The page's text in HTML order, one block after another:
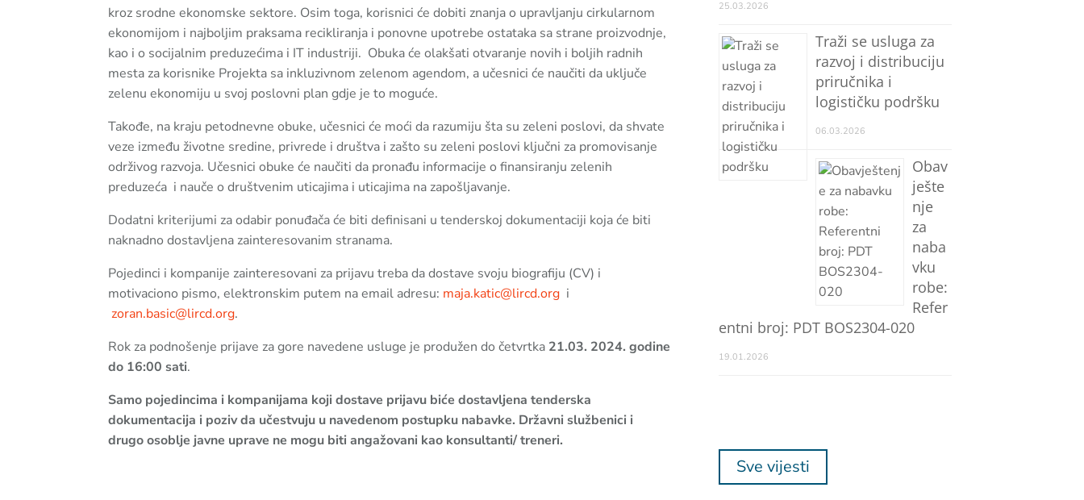
kroz srodne ekonomske sektore. Osim toga, korisnici će dobiti znanja o upravljanju cirkularnom
ekonomijom i najboljim praksama recikliranja i ponovne upotrebe ostataka sa strane proizvodnje,
kao i o socijalnim preduzećima i IT industriji. Obuka će olakšati otvaranje novih i boljih radnih
mesta za korisnike Projekta sa inkluzivnom zelenom agendom, a učesnici će naučiti da uključe
zelenu ekonomiju u svoj poslovni plan gdje je to moguće.
Takođe, na kraju petodnevne obuke, učesnici će moći da razumiju šta su zeleni poslovi, da shvate
veze između životne sredine, privrede i društva i zašto su zeleni poslovi ključni za promovisanje
održivog razvoja. Učesnici obuke će naučiti da pronađu informacije o finansiranju zelenih
preduzeća i nauče o društvenim uticajima i uticajima na zapošljavanje.
Dodatni kriterijumi za odabir ponuđača će biti definisani u tenderskoj dokumentaciji koja će biti
naknadno dostavljena zainteresovanim stranama.
Pojedinci i kompanije zainteresovani za prijavu treba da dostave svoju biografiju (CV) i
motivaciono pismo, elektronskim putem na email adresu: maja.katic@lircd.org i
zoran.basic@lircd.org.
Rok za podnošenje prijave za gore navedene usluge je produžen do četvrtka 21.03. 2024. godine
do 16:00 sati.
Samo pojedincima i kompanijama koji dostave prijavu biće dostavljena tenderska
dokumentacija i poziv da učestvuju u navedenom postupku nabavke. Državni službenici i
drugo osoblje javne uprave ne mogu biti angažovani kao konsultanti/ treneri.
25.03.2026
Traži se usluga za
razvoj i distribuciju
priručnika i
logističku podršku
06.03.2026
Obav
ješte
nje
za
naba
vku
robe:
Refer
entni broj: PDT BOS2304-020
19.01.2026
Sve vijesti